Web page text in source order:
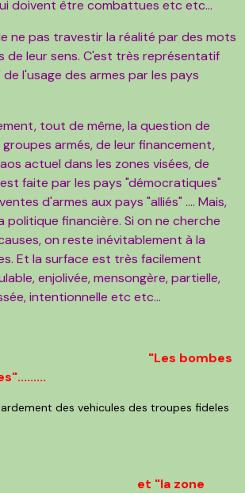
doivent être combattues etc etc...
ne pas travestir la réalité par des mots
de leur sens. C'est très représentatif
de l'usage des armes par les pays
tout de même, la question de
armés, de leur financement,
actuel dans les zones visées, de
faite par les pays "démocratiques"
d'armes aux pays "alliés" .... Mais,
politique financière. Si on ne cherche
on reste inévitablement à la
Et la surface est très facilement
enjolivée, mensongère, partielle,
intentionnelle etc etc...
"Les bombes
et "la zone